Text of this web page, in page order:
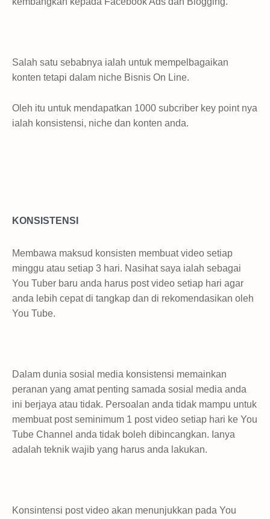
Salah satu sebabnya ialah untuk mempelbagaikan
konten tetapi dalam niche Bisnis On Line.
Oleh itu untuk mendapatkan 1000 subcriber key point nya
ialah konsistensi, niche dan konten anda.
KONSISTENSI
Membawa maksud konsisten membuat video setiap
minggu atau setiap 3 hari. Nasihat saya ialah sebagai
You Tuber baru anda harus post video setiap hari agar
anda lebih cepat di tangkap dan di rekomendasikan oleh
You Tube.
Dalam dunia sosial media konsistensi memainkan
peranan yang amat penting samada sosial media anda
ini berjaya atau tidak. Persoalan anda tidak mampu untuk
membuat post seminimum 1 post video setiap hari ke You
Tube Channel anda tidak boleh dibincangkan. Ianya
adalah teknik wajib yang harus anda lakukan.
Konsintensi post video akan menunjukkan pada You